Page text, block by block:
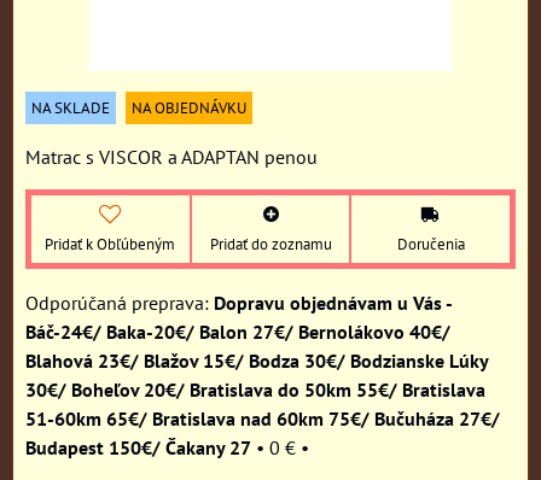
NA SKLADE NA OBJEDNÁVKU
Matrac s VISCOR a ADAPTAN penou
Pridať k Obľúbeným Pridať do zoznamu Doručenia
Dopravu objednávam u Vás -
Báč-24€/ Baka-20€/ Balon 27€/ Bernolákovo 40€/
Blahová 23€/ Blažov 15€/ Bodza 30€/ Bodzianske Lúky
30€/ Boheľov 20€/ Bratislava do 50km 55€/ Bratislava
51-60km 65€/ Bratislava nad 60km 75€/ Bučuháza 27€/
Budapest 150€/ Čakany 27 • 0 € •